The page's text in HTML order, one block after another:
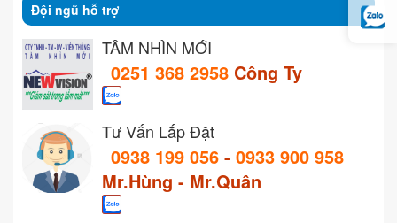
Đội ngũ hỗ trợ
TẦM NHÌN MỚI
0251 368 2958 Công Ty
Tư Vấn Lắp Đặt
0938 199 056 - 0933 900 958
Mr.Hùng - Mr.Quân